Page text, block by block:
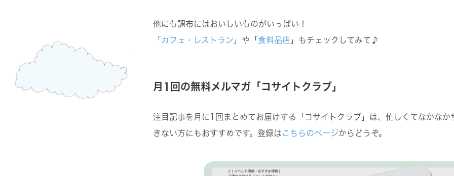
他にも調布にはおいしいものがいっぱい！
「 カフェ・レストラン 」や「 食料品店 」もチェックしてみて♪
月1回の無料メルマガ「コサイトクラブ」
注目記事を月に1回まとめてお届けする「コサイトクラブ」は、忙しくてなかなか
きない方にもおすすめです。登録は こちらのページからどうぞ。